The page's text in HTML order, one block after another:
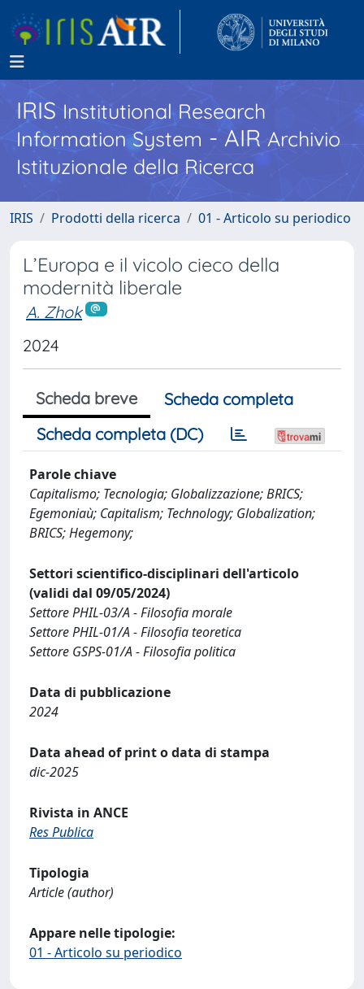
IRISInstitutional Research
Information System - AIR Archivio
Istituzionale della Ricerca
IRIS Prodotti della ricerca 01 - Articolo su periodico
L’Europa e il vicolo cieco della
modernità liberale
A. Zhok
2024
Scheda breve
Scheda completa
Scheda completa (DC)
Parole chiave
Capitalismo; Tecnologia; Globalizzazione; BRICS;
Egemoniaù; Capitalism; Technology; Globalization;
BRICS; Hegemony;
Settori scientifico-disciplinari dell'articolo
(validi dal 09/05/2024)
Settore PHIL-03/A - Filosofia morale
Settore PHIL-01/A - Filosofia teoretica
Settore GSPS-01/A - Filosofia politica
Data di pubblicazione
2024
Data ahead of print o data di stampa
dic-2025
Rivista in ANCE
Res Publica
Tipologia
Article (author)
Appare nelle tipologie:
01 - Articolo su periodico